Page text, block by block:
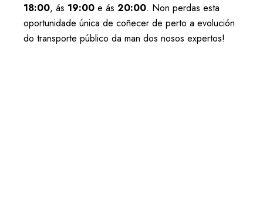
18:00, ás 19:00 e ás 20:00. Non perdas esta
oportunidade única de coñecer de perto a evolución
do transporte público da man dos nosos expertos!